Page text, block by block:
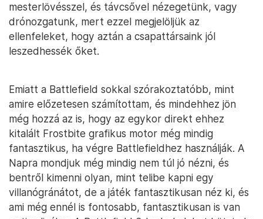
mesterlövésszel, és távcsővel nézegetünk, vagy
drónozgatunk, mert ezzel megjelöljük az
ellenfeleket, hogy aztán a csapattársaink jól
leszedhessék őket.
Emiatt a Battlefield sokkal szórakoztatóbb, mint
amire előzetesen számítottam, és mindehhez jön
még hozzá az is, hogy az egykor direkt ehhez
kitalált Frostbite grafikus motor még mindig
fantasztikus, ha végre Battlefieldhez használják. A
Napra mondjuk még mindig nem túl jó nézni, és
bentről kimenni olyan, mint telibe kapni egy
villanógránátot, de a játék fantasztikusan néz ki, és
ami még ennél is fontosabb, fantasztikusan is van